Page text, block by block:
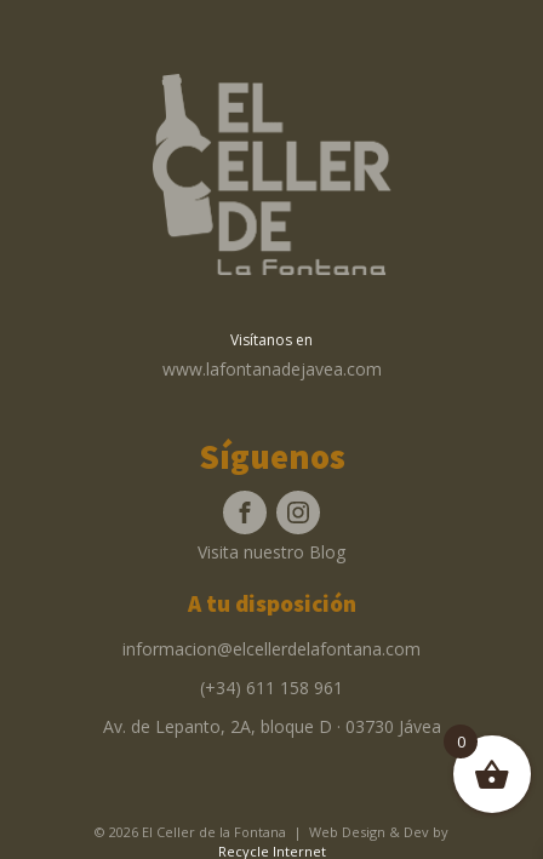
Visítanos en
www.lafontanadejavea.com
Síguenos
Visita nuestro Blog
A tu disposición
informacion@elcellerdelafontana.com
(+34) 611 158 961
Av. de Lepanto, 2A, bloque D · 03730 Jávea
© 2026 El Celler de la Fontana | Web Design & Dev by
Recycle Internet
0